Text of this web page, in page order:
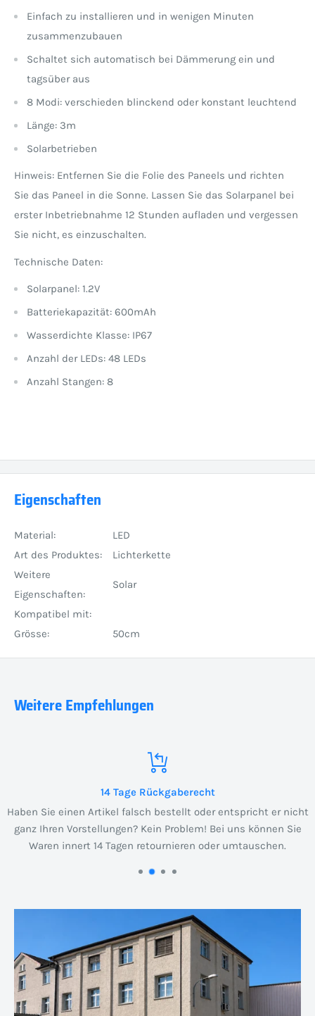
Einfach zu installieren und in wenigen Minuten
zusammenzubauen
Schaltet sich automatisch bei Dämmerung ein und
tagsüber aus
8 Modi: verschieden blinckend oder konstant leuchtend
Länge: 3m
Solarbetrieben
Hinweis: Entfernen Sie die Folie des Paneels und richten
Sie das Paneel in die Sonne. Lassen Sie das Solarpanel bei
erster Inbetriebnahme 12 Stunden aufladen und vergessen
Sie nicht, es einzuschalten.
Technische Daten:
Solarpanel: 1.2V
Batteriekapazität: 600mAh
Wasserdichte Klasse: IP67
Anzahl der LEDs: 48 LEDs
Anzahl Stangen: 8
Eigenschaften
Material:
LED
Art des Produktes:
Lichterkette
Weitere
Eigenschaften:
Solar
Kompatibel mit:
Grösse:
50cm
Weitere Empfehlungen
14 Tage Rückgaberecht
Haben Sie einen Artikel falsch bestellt oder entspricht er nicht
ganz Ihren Vorstellungen? Kein Problem! Bei uns können Sie
Waren innert 14 Tagen retournieren oder umtauschen.